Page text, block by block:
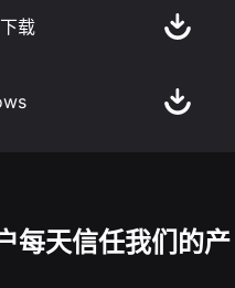
载
每天信任我们的产